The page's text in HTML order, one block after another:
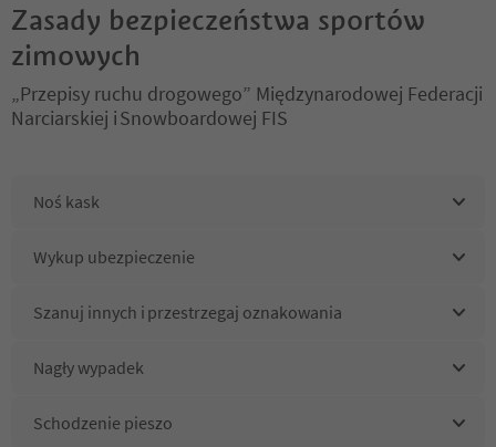
Zasady bezpieczeństwa sportów
zimowych
„Przepisy ruchu drogowego” Międzynarodowej Federacji
Narciarskiej i Snowboardowej FIS
Noś kask
Wykup ubezpieczenie
Szanuj innych i przestrzegaj oznakowania
Nagły wypadek
Schodzenie pieszo